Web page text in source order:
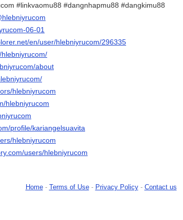
#linkvaomu88 #dangnhapmu88 #dangkimu88
06-01
en/user/hlebniyrucom/296335
about
hlebniyrucom
hlebniyrucom
profile/kariangelsuavita
hlebniyrucom
users/hlebniyrucom
Home- Terms of Use- Privacy Policy- Contact us